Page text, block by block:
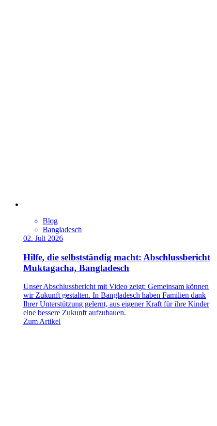
Blog
Bangladesch
02. Juli 2026
Hilfe, die selbstständig macht: Abschlussbericht
Muktagacha, Bangladesch
Unser Abschlussbericht mit Video zeigt: Gemeinsam können
wir Zukunft gestalten. In Bangladesch haben Familien dank
Ihrer Unterstützung gelernt, aus eigener Kraft für ihre Kinder
eine bessere Zukunft aufzubauen.
Zum Artikel